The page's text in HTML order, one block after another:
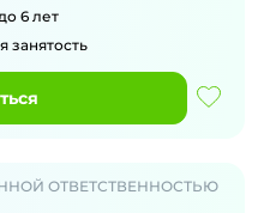
6 лет
занятость
ОТВЕТСТВЕННОСТЬЮ